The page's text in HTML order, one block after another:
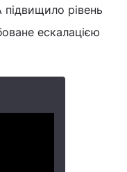
рівень
ескалацією